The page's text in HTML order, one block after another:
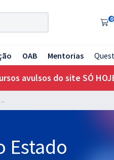
0
OAB Mentorias
avulsos do site SÓ
DPE SC - Defensoria Pública do Estado de Santa Catarina - Direito Constitucional para o Cargo de Defensor Público Substituto - Professor Aragonê Fernandes
Estado